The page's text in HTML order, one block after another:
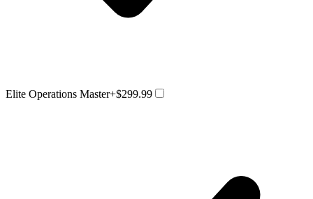
Elite Operations Master+$299.99